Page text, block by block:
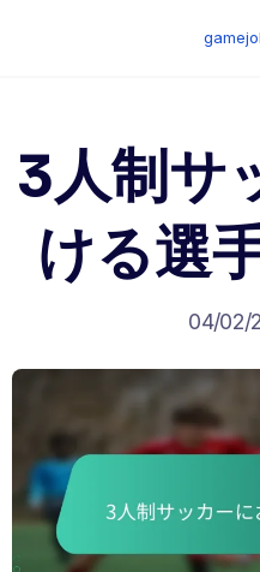
3人制サ
ける選
04/02/